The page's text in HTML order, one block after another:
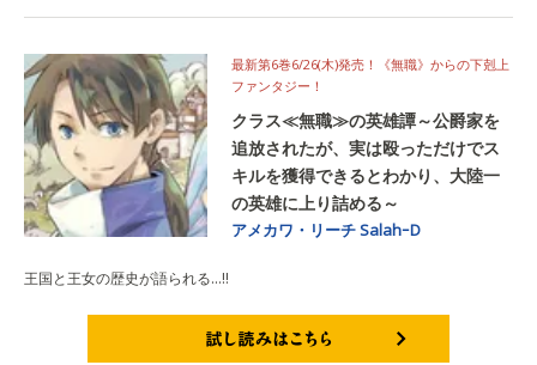
最新第6巻6/26(木)発売！《無職》からの下剋上
ファンタジー！
クラス≪無職≫の英雄譚～公爵家を
追放されたが、実は殴っただけでス
キルを獲得できるとわかり、大陸一
の英雄に上り詰める～
アメカワ・リーチSalahｰD
王国と王女の歴史が語られる…‼